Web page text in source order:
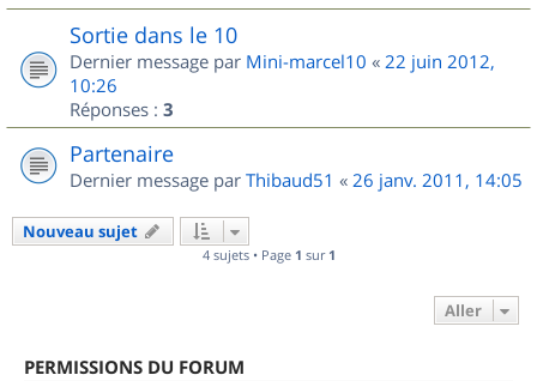
Sortie dans le 10
Dernier message par Mini-marcel10 « 22 juin 2012,
10:26
Réponses : 3
Partenaire
Dernier message par Thibaud51 « 26 janv. 2011, 14:05
Nouveau sujet
4 sujets • Page 1 sur 1
Aller
PERMISSIONS DU FORUM